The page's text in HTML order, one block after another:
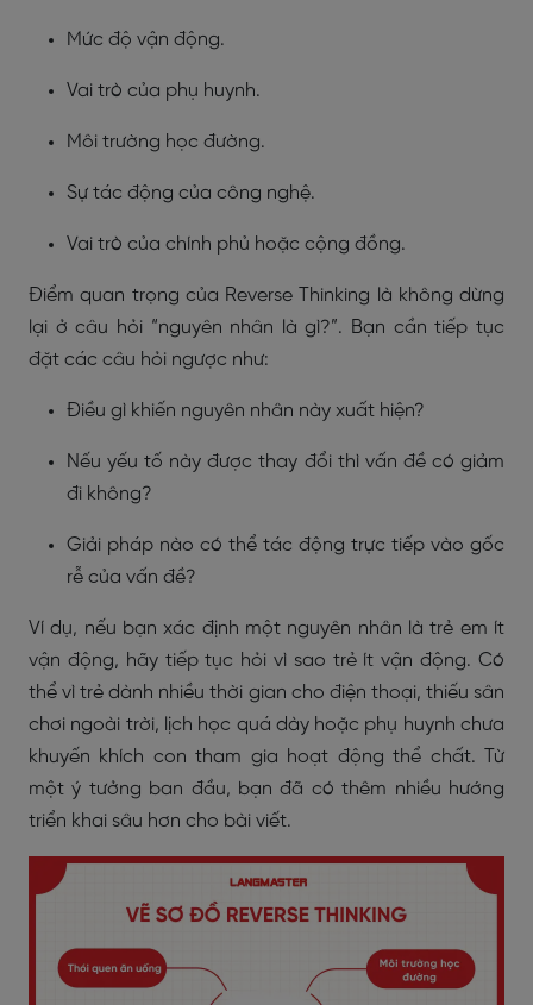
Mức độ vận động.
Vai trò của phụ huynh.
Môi trường học đường.
Sự tác động của công nghệ.
Vai trò của chính phủ hoặc cộng đồng.
Điểm quan trọng của Reverse Thinking là không dừng
lại ở câu hỏi “nguyên nhân là gì?”. Bạn cần tiếp tục
đặt các câu hỏi ngược như:
Điều gì khiến nguyên nhân này xuất hiện?
Nếu yếu tố này được thay đổi thì vấn đề có giảm
đi không?
Giải pháp nào có thể tác động trực tiếp vào gốc
rễ của vấn đề?
Ví dụ, nếu bạn xác định một nguyên nhân là trẻ em ít
vận động, hãy tiếp tục hỏi vì sao trẻ ít vận động. Có
thể vì trẻ dành nhiều thời gian cho điện thoại, thiếu sân
chơi ngoài trời, lịch học quá dày hoặc phụ huynh chưa
khuyến khích con tham gia hoạt động thể chất. Từ
một ý tưởng ban đầu, bạn đã có thêm nhiều hướng
triển khai sâu hơn cho bài viết.